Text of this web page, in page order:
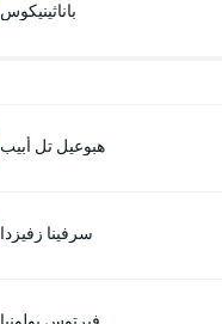
باناثينيكوس
هبوعيل تل أبيب
سرفينا زفيزدا